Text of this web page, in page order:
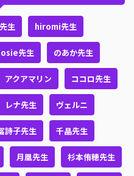
生 hiromi先生
先生 のあか先生
アクアマリン ココロ先生
レナ先生 ヴェルニ
詩子先生 千晶先生
月凰先生 杉本侑穂先生